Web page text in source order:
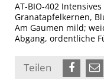
AT-BIO-402
Granatapfelkernen,
Am Gaumen mild;
Abgang, ordentliche
Teilen